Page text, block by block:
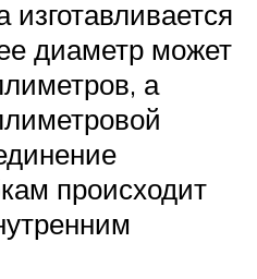
изготавливается
диаметр может
а
происходит